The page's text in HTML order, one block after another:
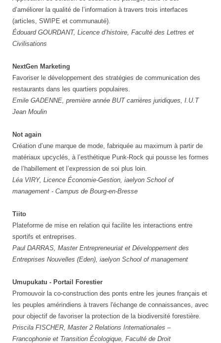
d’améliorer la qualité de l’information à travers trois interfaces
(articles, SWIPE et communauté).
Édouard GOURDANT, Licence d’histoire, Faculté des Lettres et
Civilisations
NextGen Marketing
Favoriser le développement des stratégies de communication des
restaurants dans les quartiers populaires.
Emile GADENNE, première année BUT carrières juridiques, I.U.T
Jean Moulin
Not again
Création d’une marque de mode, fabriquée au maximum à partir de
matériaux upcyclés, à l’esthétique Punk-Rock qui pousse les formes
de l’habillement et l’expression de soi plus loin.
Léa VIRY, Licence Économie-Gestion, iaelyon School of
management - Campus de Bourg-en-Bresse
Tiito
Plateforme de mise en relation qui facilite les interactions entre
sportifs et entreprises.
Paul DARRAS, Master Entrepreneuriat et Développement des
Entreprises Nouvelles (Eden), iaelyon School of management
Umupukatu - Portail Forestier
Promouvoir la co-construction des ponts entre les jeunes français et
les peuples amérindiens à travers l'échange de connaissances, avec
pour objectif de favoriser la protection de la biodiversité forestière.
Priscila FISCHER, Master 2 Relations Internationales –
Francophonie et Transition Écologique, Faculté de Droit